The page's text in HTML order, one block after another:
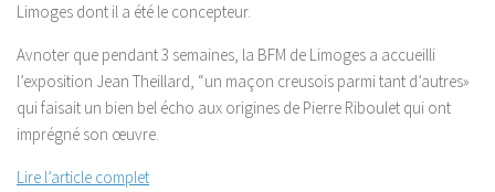
Limoges dont il a été le concepteur.
Avnoter que pendant 3 semaines, la BFM de Limoges a accueilli
l’exposition Jean Theillard, “un maçon creusois parmi tant d’autres»
qui faisait un bien bel écho aux origines de Pierre Riboulet qui ont
imprégné son œuvre.
Lire l’article complet